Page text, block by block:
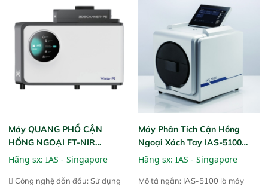
thức ăn chăn nuôi, nguyên liệu
thực phẩm, nông sản,..
gian thực và trực quan hóa dữ
liệu để tăng chỉ số ROI cho doanh
Máy QUANG PHỔ CẬN
HỒNG NGOẠI FT-NIR
Analyzer Vista-R
Hãng sx: IAS - Singapore
 Công nghệ dẫn đầu: Sử dụng
Máy Phân Tích Cận Hồng
Ngoại Xách Tay IAS-5100
(Portable NIR Analyzer)
Hãng sx: IAS - Singapore
Mô tả ngắn: IAS-5100 là máy